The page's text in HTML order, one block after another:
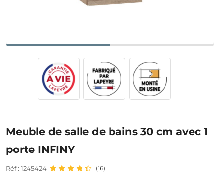
Meuble de salle de bains 30 cm avec 1
porte INFINY
Réf : 1245424 (16)